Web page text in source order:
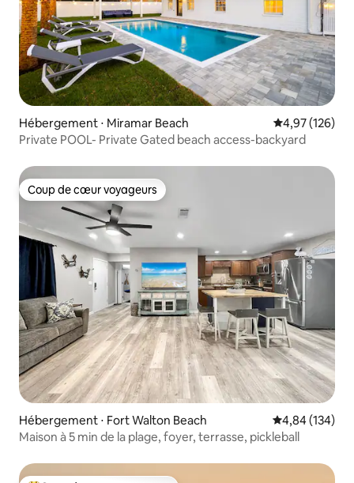
Hébergement ⋅ Miramar Beach Évaluation
4,97 (126)
Private POOL- Private Gated beach access-backyard
Coup de cœur voyageurs
Coup de cœur voyageurs
Hébergement ⋅ Fort Walton Beach Évaluation
4,84 (134)
Maison à 5 min de la plage, foyer, terrasse, pickleball